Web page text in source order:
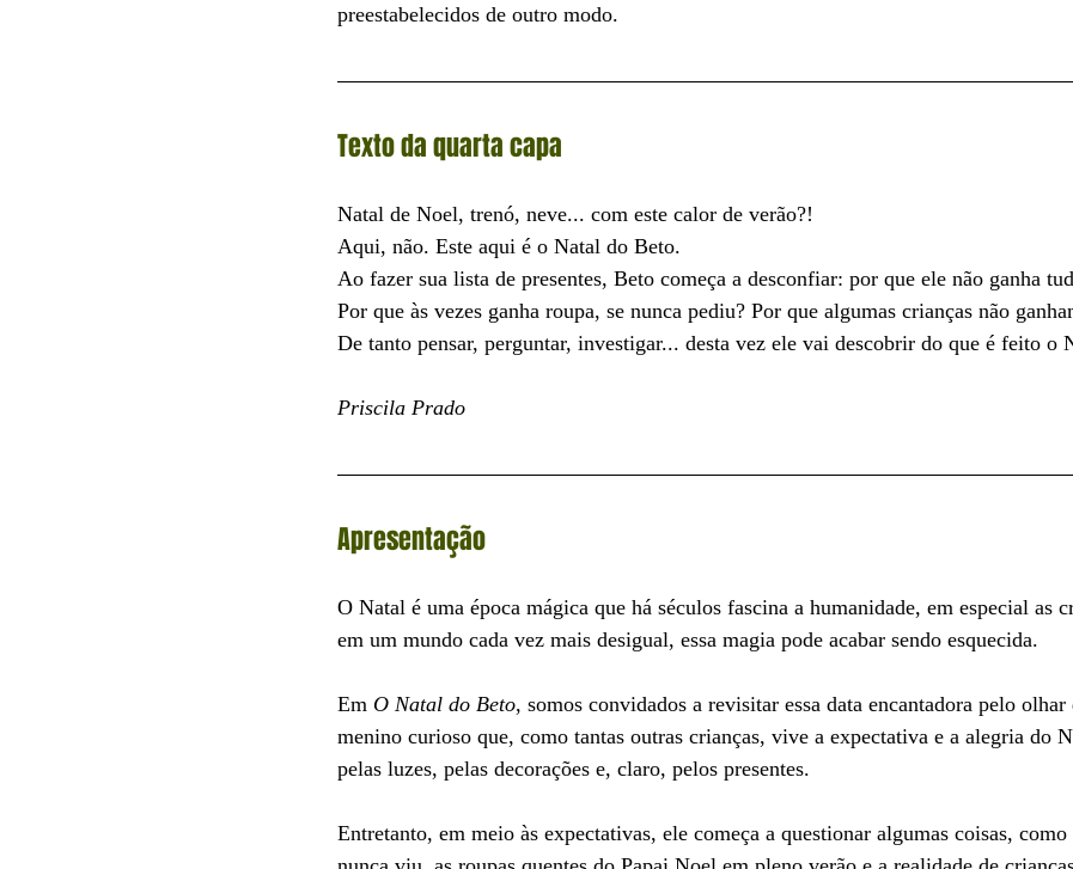
preestabelecidos de outro modo.
Texto da quarta capa
Natal de Noel, trenó, neve... com este calor de verão?!
Aqui, não. Este aqui é o Natal do Beto.
Ao fazer sua lista de presentes, Beto começa a desconfiar: por que ele não ganha
Por que às vezes ganha roupa, se nunca pediu? Por que algumas crianças não
De tanto pensar, perguntar, investigar... desta vez ele vai descobrir do que é feito o
Priscila Prado
Apresentação
O Natal é uma época mágica que há séculos fascina a humanidade, em especial as
em um mundo cada vez mais desigual, essa magia pode acabar sendo esquecida.
Em O Natal do Beto, somos convidados a revisitar essa data encantadora pelo
menino curioso que, como tantas outras crianças, vive a expectativa e a alegria do
pelas luzes, pelas decorações e, claro, pelos presentes.
Entretanto, em meio às expectativas, ele começa a questionar algumas coisas, como